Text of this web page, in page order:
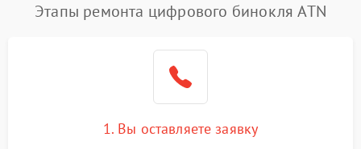
Этапы ремонта цифрового бинокля ATN
1. Вы оставляете заявку